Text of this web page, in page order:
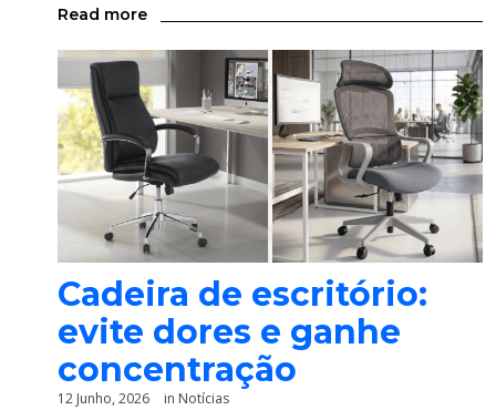
Read more
Cadeira de escritório:
evite dores e ganhe
concentração
12 Junho, 2026 in Notícias